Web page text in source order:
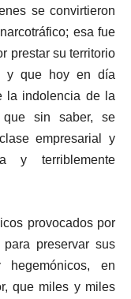
se convirtieron
esa fue
prestar su territorio
y que hoy en día
la indolencia de la
que sin saber, se
empresarial y
y terriblemente
provocados por
preservar sus
hegemónicos, en
que miles y miles